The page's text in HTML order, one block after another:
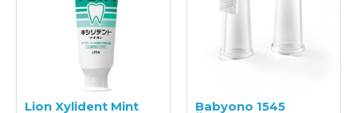
Lion Xylident Mint
Babyono 1545